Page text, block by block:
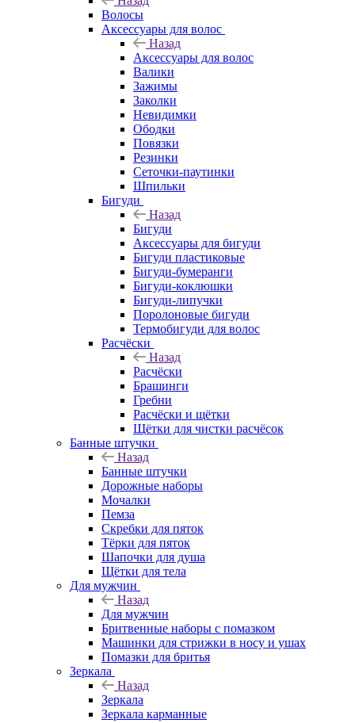
Волосы
Аксессуары для волос
Назад
Аксессуары для волос
Валики
Зажимы
Заколки
Невидимки
Ободки
Повязки
Резинки
Сеточки-паутинки
Шпильки
Бигуди
Назад
Бигуди
Аксессуары для бигуди
Бигуди пластиковые
Бигуди-бумеранги
Бигуди-коклюшки
Бигуди-липучки
Поролоновые бигуди
Термобигуди для волос
Расчёски
Назад
Расчёски
Брашинги
Гребни
Расчёски и щётки
Щётки для чистки расчёсок
Банные штучки
Назад
Банные штучки
Дорожные наборы
Мочалки
Пемза
Скребки для пяток
Тёрки для пяток
Шапочки для душа
Щётки для тела
Для мужчин
Назад
Для мужчин
Бритвенные наборы с помазком
Машинки для стрижки в носу и ушах
Помазки для бритья
Зеркала
Назад
Зеркала
Зеркала карманные